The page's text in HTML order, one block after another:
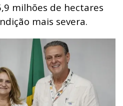
milhões de hectares
mais severa.